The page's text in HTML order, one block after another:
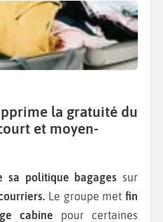
la gratuité du
et moyen-
sa politique bagages sur
Le groupe met fin
cabine pour certaines